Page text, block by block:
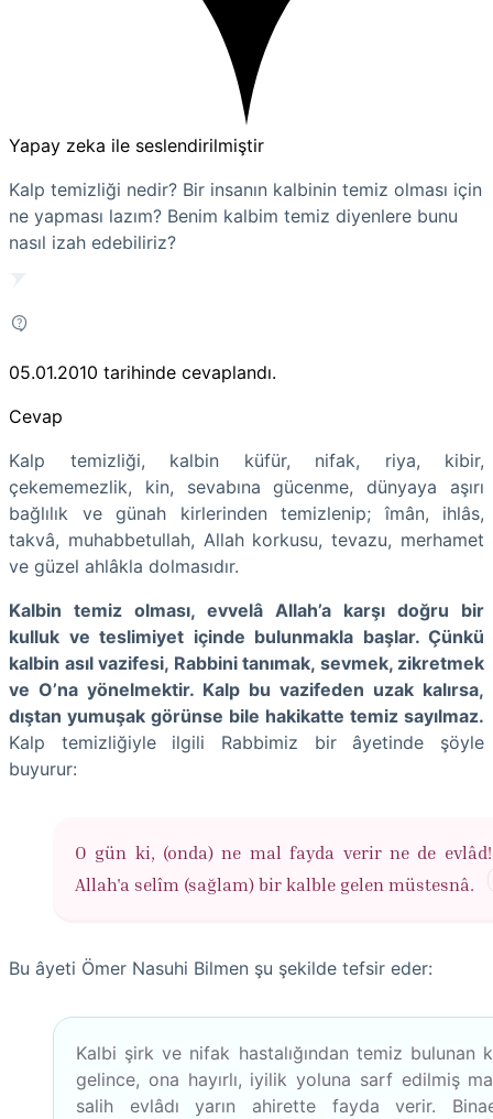
Yapay zeka ile seslendirilmiştir
Kalp temizliği nedir? Bir insanın kalbinin temiz olması için
ne yapması lazım? Benim kalbim temiz diyenlere bunu
nasıl izah edebiliriz?
05.01.2010 tarihinde cevaplandı.
Cevap
Kalp temizliği, kalbin küfür, nifak, riya, kibir,
çekememezlik, kin, sevabına gücenme, dünyaya aşırı
bağlılık ve günah kirlerinden temizlenip; îmân, ihlâs,
takvâ, muhabbetullah, Allah korkusu, tevazu, merhamet
ve güzel ahlâkla dolmasıdır.
Kalbin temiz olması, evvelâ Allah’a karşı doğru bir
kulluk ve teslimiyet içinde bulunmakla başlar. Çünkü
kalbin asıl vazifesi, Rabbini tanımak, sevmek, zikretmek
ve O’na yönelmektir. Kalp bu vazifeden uzak kalırsa,
dıştan yumuşak görünse bile hakikatte temiz sayılmaz.
Kalp temizliğiyle ilgili Rabbimiz bir âyetinde şöyle
buyurur:
O gün ki, (onda) ne mal fayda verir ne de
Allah'a selîm (sağlam) bir kalble gelen müstesnâ.
Bu âyeti Ömer Nasuhi Bilmen şu şekilde tefsir eder:
Kalbi şirk ve nifak hastalığından temiz bulunan
gelince, ona hayırlı, iyilik yoluna sarf edilmiş
salih evlâdı yarın ahirette fayda verir.